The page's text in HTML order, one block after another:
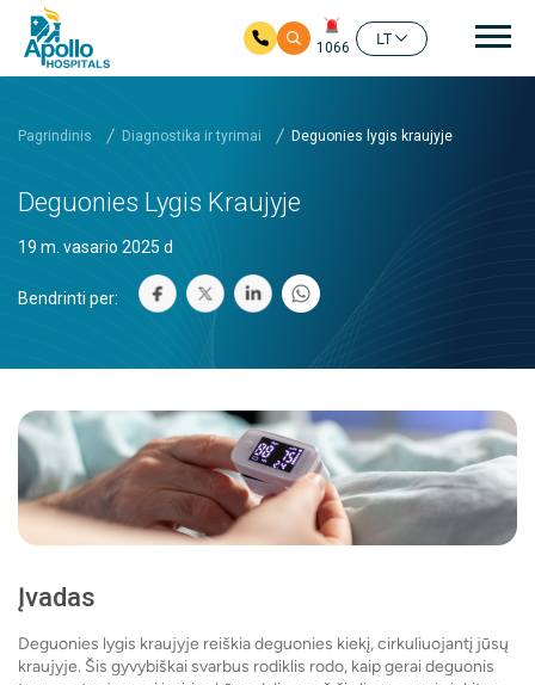
1066
LT
Pagrindinis Diagnostika ir tyrimai Deguonies lygis kraujyje
Deguonies Lygis Kraujyje
19 m. vasario 2025 d
Bendrinti per:
Įvadas
Deguonies lygis kraujyje reiškia deguonies kiekį, cirkuliuojantį jūsų
kraujyje. Šis gyvybiškai svarbus rodiklis rodo, kaip gerai deguonis